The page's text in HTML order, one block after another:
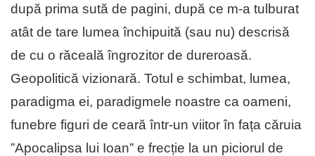
după prima sută de pagini, după ce m-a tulburat
atât de tare lumea închipuită (sau nu) descrisă
de cu o răceală îngrozitor de dureroasă.
Geopolitică vizionară. Totul e schimbat, lumea,
paradigma ei, paradigmele noastre ca oameni,
funebre figuri de ceară într-un viitor în fața căruia
”Apocalipsa lui Ioan” e frecție la un piciorul de